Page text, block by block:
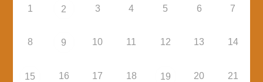
1 2 3 4 5 6 7
8 9 10 11 12 13 14
15 16 17 18 19 20 21